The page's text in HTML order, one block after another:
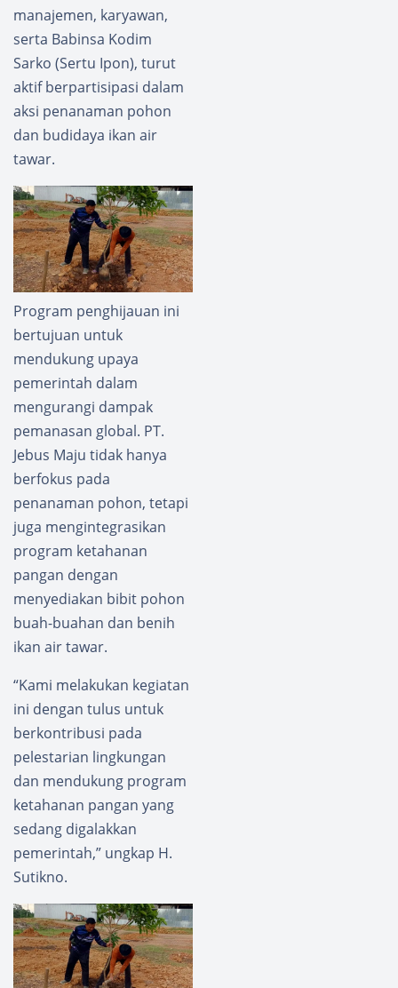
manajemen, karyawan,
serta Babinsa Kodim
Sarko (Sertu Ipon), turut
aktif berpartisipasi dalam
aksi penanaman pohon
dan budidaya ikan air
tawar.
Program penghijauan ini
bertujuan untuk
mendukung upaya
pemerintah dalam
mengurangi dampak
pemanasan global. PT.
Jebus Maju tidak hanya
berfokus pada
penanaman pohon, tetapi
juga mengintegrasikan
program ketahanan
pangan dengan
menyediakan bibit pohon
buah-buahan dan benih
ikan air tawar.
“Kami melakukan kegiatan
ini dengan tulus untuk
berkontribusi pada
pelestarian lingkungan
dan mendukung program
ketahanan pangan yang
sedang digalakkan
pemerintah,” ungkap H.
Sutikno.